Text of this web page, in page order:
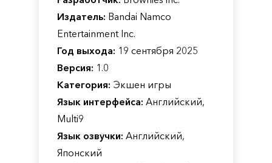
Издатель: Bandai Namco
Entertainment Inc.
Год выхода: 19 сентября 2025
Версия: 1.0
Категория: Экшен игры
Язык интерфейса: Английский,
Multi9
Язык озвучки: Английский,
Японский